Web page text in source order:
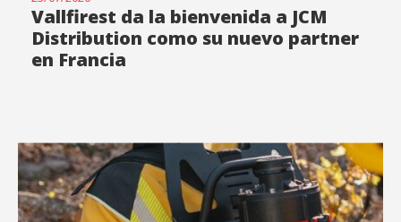
Vallfirest da la bienvenida a JCM
Distribution como su nuevo partner
en Francia